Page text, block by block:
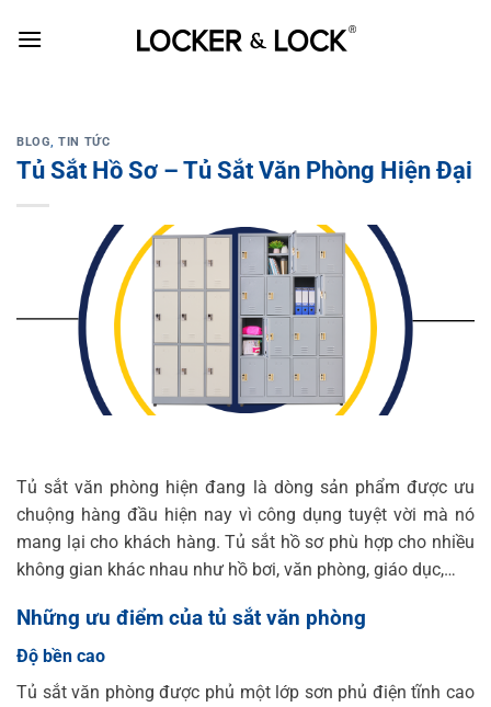
BLOG,TIN TỨC
Tủ Sắt Hồ Sơ – Tủ Sắt Văn Phòng Hiện Đại
Tủ sắt văn phòng hiện đang là dòng sản phẩm được ưu
chuộng hàng đầu hiện nay vì công dụng tuyệt vời mà nó
mang lại cho khách hàng. Tủ sắt hồ sơ phù hợp cho nhiều
không gian khác nhau như hồ bơi, văn phòng, giáo dục,…
Những ưu điểm của tủ sắt văn phòng
Độ bền cao
Tủ sắt văn phòng được phủ một lớp sơn phủ điện tĩnh cao